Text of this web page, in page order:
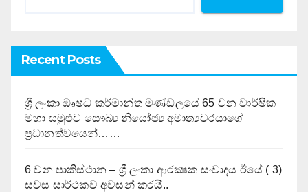
Recent Posts
ශ්‍රී ලංකා ඖෂධ කර්මාන්ත මණ්ඩලයේ 65 වන වාර්ෂික
මහා සමුළුව සෞඛ්‍ය නියෝජ්‍ය අමාත්‍යවරයාගේ
ප්‍රධානත්වයෙන්……
6 වන පාකිස්ථාන – ශ්‍රී ලංකා ආරක්‍ෂක සංවාදය ඊයේ ( 3)
සවස සාර්ථකව අවසන් කරයි..